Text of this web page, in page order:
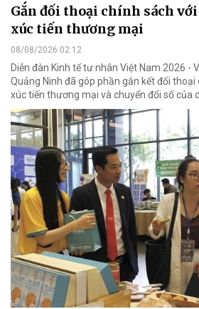
Gắn đối thoại chính sách
xúc tiến thương mại
08/08/2026 02:12
Diễn đàn Kinh tế tư nhân Việt Nam 2026 -
Quảng Ninh đã góp phần gắn kết đối
xúc tiến thương mại và chuyển đổi số của